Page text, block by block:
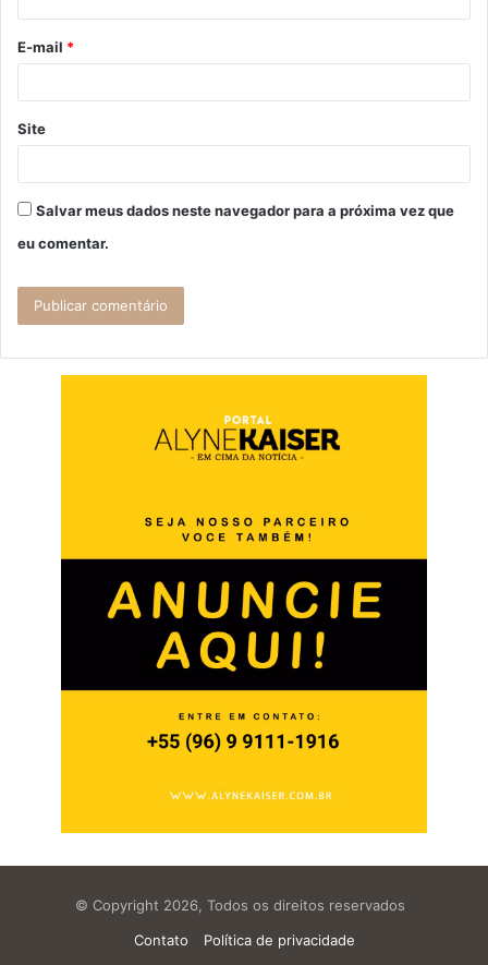
*
E-mail *
Site
Salvar meus dados neste navegador para a próxima vez que
eu comentar.
© Copyright 2026, Todos os direitos reservados
Contato
Política de privacidade